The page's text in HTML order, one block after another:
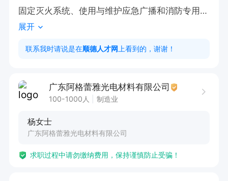
固定灭火系统、使用与维护应急广播和消防专用电
话、维护应急照明和疏散指示标志等)。
2. 具备中级消防设施操作员资格证书。
展开
联系我时请说是在顺德人才网 上看到的，谢谢！
广东阿格蕾雅光电材料有限公司
100-1000人 制造业
杨女士
广东阿格蕾雅光电材料有限公司
求职过程中请勿缴纳费用，保持谨慎防止受骗！